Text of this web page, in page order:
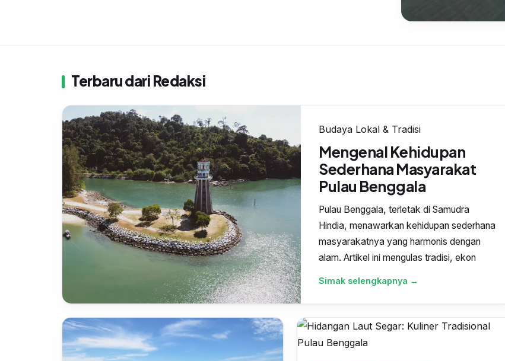
Terbaru dari Redaksi
Budaya Lokal & Tradisi
Mengenal Kehidupan
Sederhana Masyarakat
Pulau Benggala
Pulau Benggala, terletak di Samudra
Hindia, menawarkan kehidupan sederhana
masyarakatnya yang harmonis dengan
alam. Artikel ini mengulas tradisi, ekon
Simak selengkapnya →